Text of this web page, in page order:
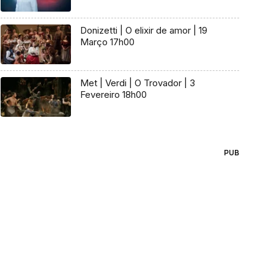
Donizetti | O elixir de amor | 19
Março 17h00
Met | Verdi | O Trovador | 3
Fevereiro 18h00
PUB